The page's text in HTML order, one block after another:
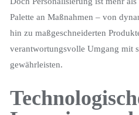
Palette an Maßnahmen – von
hin zu maßgeschneiderten
verantwortungsvolle Umgang mit
gewährleisten.